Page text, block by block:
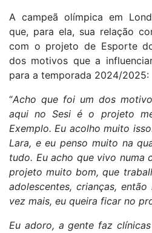
A campeã olímpica em
que, para ela, sua relação
com o projeto de Esporte
dos motivos que a
para a temporada 2024/2025:
“Acho que foi um dos
aqui no Sesi é o projeto
Exemplo. Eu acolho muito
Lara, e eu penso muito na
tudo. Eu acho que vivo numa
projeto muito bom, que
adolescentes, crianças,
vez mais, eu queira ficar no
Eu adoro, a gente faz